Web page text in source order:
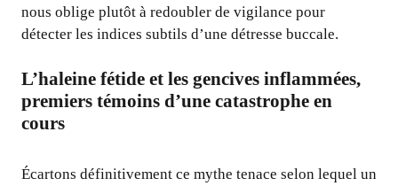
nous oblige plutôt à redoubler de vigilance pour
détecter les indices subtils d’une détresse buccale.
L’haleine fétide et les gencives inflammées,
premiers témoins d’une catastrophe en
cours
Écartons définitivement ce mythe tenace selon lequel un